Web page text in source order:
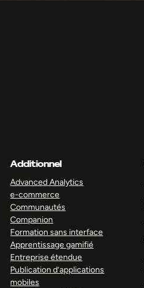
Additionnel
Advanced Analytics
e-commerce
Communautés
Companion
Formation sans interface
Apprentissage gamifié
Entreprise étendue
Publication d’applications
mobiles